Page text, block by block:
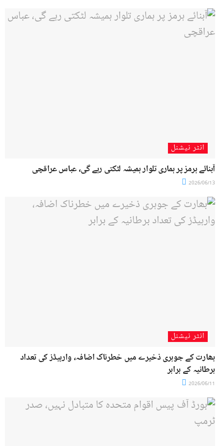
انٹر نیشنل
آبنائے ہرمز پر ہماری تلوار ہمیشہ لٹکتی رہے گی، عباس عراقچی
2026/06/13
انٹر نیشنل
بھارت کے جوہری ذخیرے میں خطرناک اضافہ، وارہیڈز کی تعداد
برطانیہ کے برابر
2026/06/11